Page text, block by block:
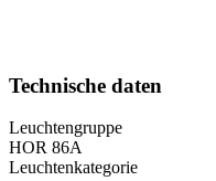
Technische daten
Leuchtengruppe
HOR 86A
Leuchtenkategorie